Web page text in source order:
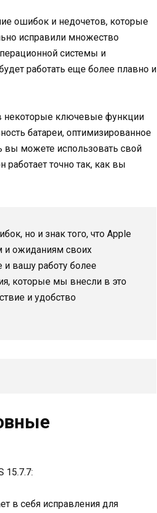
ошибок и недочетов, которые
исправили множество
системы и
работать еще более плавно и
некоторые ключевые функции
батареи, оптимизированное
вы можете использовать свой
точно так, как вы
но и знак того, что Apple
и ожиданиям своих
вашу работу более
которые мы внесли в это
и удобство
15.7.7:
в себя исправления для